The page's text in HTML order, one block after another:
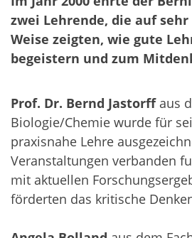
zwei Lehrende, die auf
Weise zeigten, wie gute
begeistern und zum
Prof. Dr. Bernd Jastorffaus
Biologie/Chemie wurde für
praxisnahe Lehre
Veranstaltungen verbanden
mit aktuellen
förderten das kritische